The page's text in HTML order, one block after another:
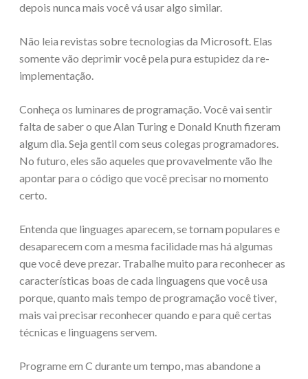
depois nunca mais você vá usar algo similar.
Não leia revistas sobre tecnologias da Microsoft. Elas
somente vão deprimir você pela pura estupidez da re-
implementação.
Conheça os luminares de programação. Você vai sentir
falta de saber o que Alan Turing e Donald Knuth fizeram
algum dia. Seja gentil com seus colegas programadores.
No futuro, eles são aqueles que provavelmente vão lhe
apontar para o código que você precisar no momento
certo.
Entenda que linguages aparecem, se tornam populares e
desaparecem com a mesma facilidade mas há algumas
que você deve prezar. Trabalhe muito para reconhecer as
características boas de cada linguagens que você usa
porque, quanto mais tempo de programação você tiver,
mais vai precisar reconhecer quando e para quê certas
técnicas e linguagens servem.
Programe em C durante um tempo, mas abandone a